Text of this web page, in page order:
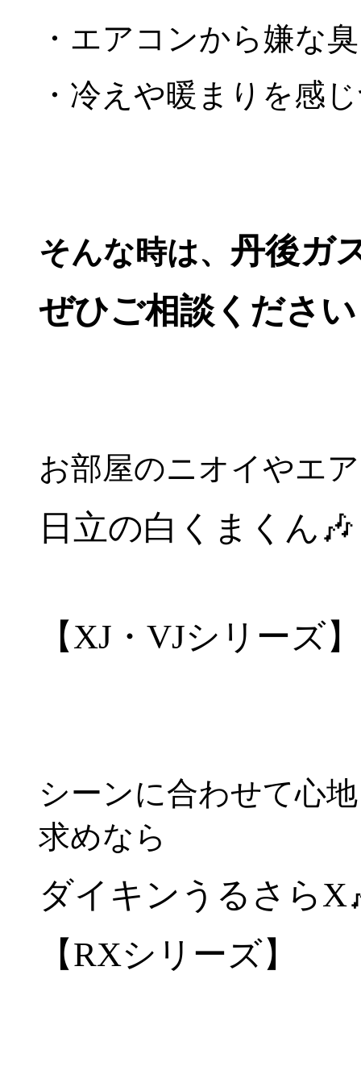
・エアコンから嫌な
・冷えや暖まりを感
そんな時は、 丹後ガ
ぜひご相談くださ
お部屋のニオイやエ
日立の白くまくん🎶
【XJ・VJシリーズ】
シーンに合わせて心
求めなら
ダイキンうるさらX
【RXシリーズ】